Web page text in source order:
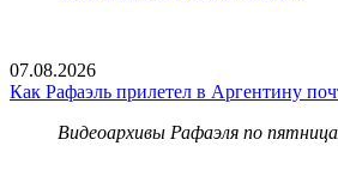
07.08.2026
Как Рафаэль прилетел в Аргентину
Видеоархивы Рафаэля по